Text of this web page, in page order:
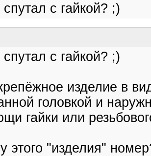
с гайкой? ;)
с гайкой? ;)
изделие в
головкой и
гайки или
этого "изделия"